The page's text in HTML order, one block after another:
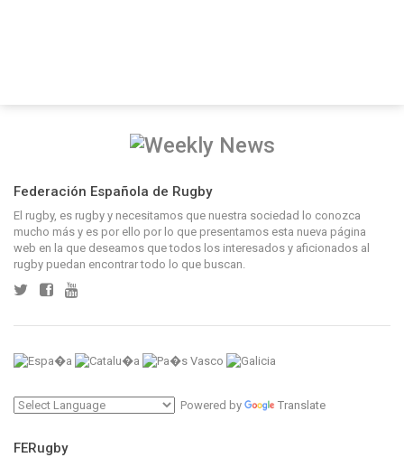
Federación Española de Rugby
El rugby, es rugby y necesitamos que nuestra sociedad lo conozca
mucho más y es por ello por lo que presentamos esta nueva página
web en la que deseamos que todos los interesados y aficionados al
rugby puedan encontrar todo lo que buscan.
Powered by Translate
FERugby